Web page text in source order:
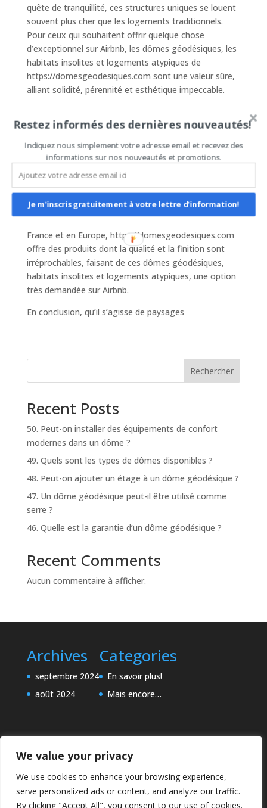
We value your privacy
We use cookies to enhance your browsing experience,
serve personalized ads or content, and analyze our traffic.
By clicking "Accept All", you consent to our use of cookies.
quête de tranquillité, ces structures uniques se louent
souvent plus cher que les logements traditionnels.
Pour ceux qui souhaitent offrir quelque chose
d’exceptionnel sur Airbnb, les dômes géodésiques, les
habitats insolites et logements atypiques de
https://domesgeodesiques.com sont une valeur sûre,
alliant solidité, pérennité et esthétique impeccable.
Opter pour un séjour dans un dôme géodésique est
une expérience inoubliable qui offre à vos invités un
souvenir impérissable. De jour comme de nuit, le
charme de ces habitats innovants captivera le cœur de
vos visiteurs. Parfaitement isolés, écologiques, et
facilement personnalisables, ils répondent aux
attentes des voyageurs en quête de nouveauté et de
France et en Europe, https://domesgeodesiques.com
offre des produits dont la qualité et la finition sont
irréprochables, faisant de ces dômes géodésiques,
habitats insolites et logements atypiques, une option
très demandée sur Airbnb.
En conclusion, qu’il s’agisse de paysages
Rechercher
Recent Posts
50. Peut-on installer des équipements de confort
modernes dans un dôme ?
49. Quels sont les types de dômes disponibles ?
48. Peut-on ajouter un étage à un dôme géodésique ?
47. Un dôme géodésique peut-il être utilisé comme
serre ?
46. Quelle est la garantie d’un dôme géodésique ?
Recent Comments
Aucun commentaire à afficher.
Archives
septembre 2024
août 2024
Categories
En savoir plus!
Mais encore…
Restez informés des dernières nouveautés!
Indiquez nous simplement votre adresse email et recevez des
informations sur nos nouveautés et promotions.
Je m'inscris gratuitement à votre lettre d'information!